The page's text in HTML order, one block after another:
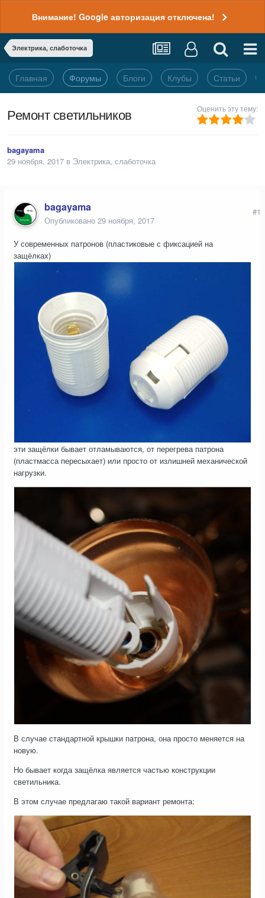
Внимание! Google авторизация отключена!
Электрика, слаботочка
Главная Форумы Блоги Клубы Статьи
Ремонт светильников Оценить эту тему:
bagayama
29 ноября, 2017 в Электрика, слаботочка
bagayama
Опубликовано 29 ноября, 2017
#1
У современных патронов (пластиковые с фиксацией на
защёлках)
эти защёлки бывает отламываются, от перегрева патрона
(пластмасса пересыхает) или просто от излишней механической
нагрузки.
В случае стандартной крышки патрона, она просто меняется на
новую.
Но бывает когда защёлка является частью конструкции
светильника.
В этом случае предлагаю такой вариант ремонта: